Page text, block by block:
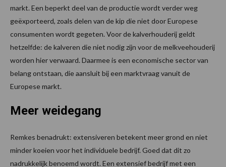
markt. Een beperkt deel van de productie wordt verder weg
geëxporteerd, zoals delen van de kip die niet door Europese
consumenten wordt gegeten. Voor de kalverhouderij geldt
hetzelfde: de kalveren die niet nodig zijn voor de melkveehouderij
worden hier verwaard. Daarmee is een economische sector van
belang ontstaan, die aansluit bij een marktvraag vanuit de
Europese markt.
Meer weidegang
Remkes benadrukt: extensiveren betekent meer grond en niet
minder koeien voor het individuele bedrijf. Goed dat dit zo
nadrukkelijk benoemd wordt. Een extensief bedrijf met een